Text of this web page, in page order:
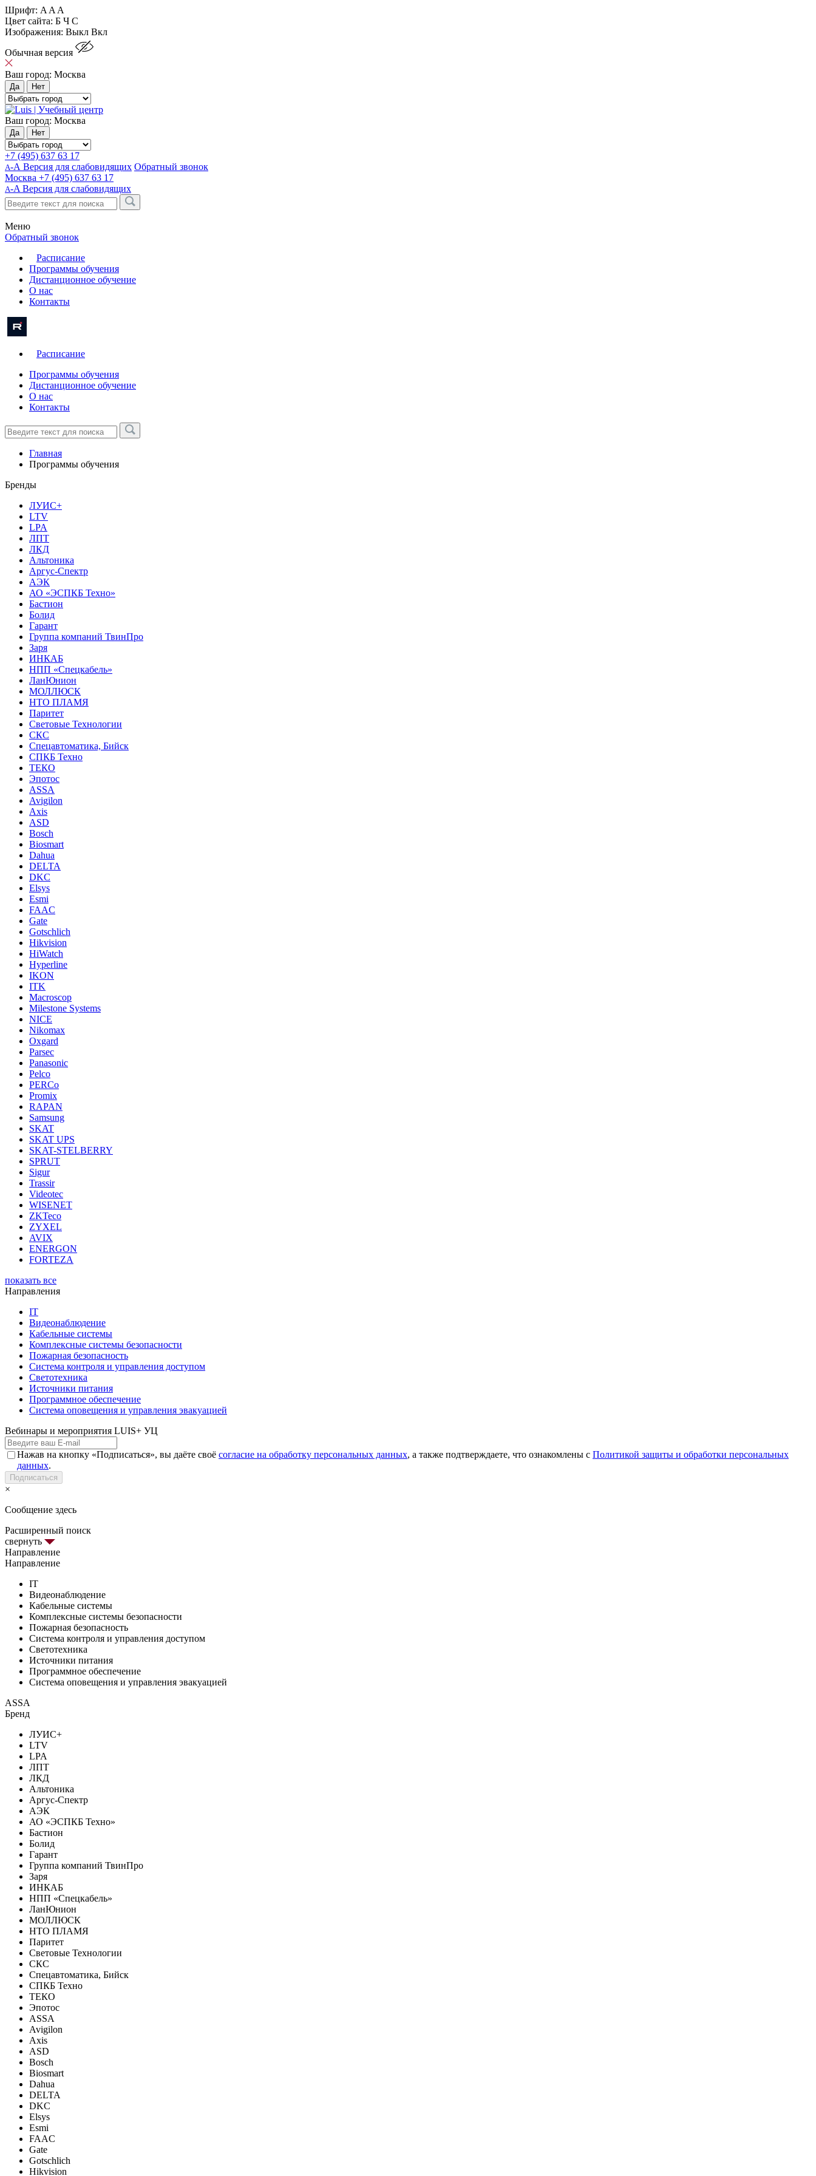
Шрифт: A A A
Цвет сайта: Б Ч С
Изображения: Выкл Вкл
Обычная версия
Ваш город: Москва
Да Нет
Ваш город: Москва
Да Нет
+7 (495) 637 63 17
А-А Версия для слабовидящих Обратный звонок
Москва +7 (495) 637 63 17
A-A Версия для слабовидящих
Меню
Обратный звонок
Расписание
Программы обучения
Дистанционное обучение
О нас
Контакты
Расписание
Программы обучения
Дистанционное обучение
О нас
Контакты
Главная
Программы обучения
Бренды
ЛУИС+
LTV
LPA
ЛПТ
ЛКД
Альтоника
Аргус-Спектр
АЭК
АО «ЭСПКБ Техно»
Бастион
Болид
Гарант
Группа компаний ТвинПро
Заря
ИНКАБ
НПП «Спецкабель»
ЛанЮнион
МОЛЛЮСК
НТО ПЛАМЯ
Паритет
Световые Технологии
СКС
Спецавтоматика, Бийск
СПКБ Техно
ТЕКО
Эпотос
ASSA
Avigilon
Axis
ASD
Bosch
Biosmart
Dahua
DELTA
DKC
Elsys
Esmi
FAAC
Gate
Gotschlich
Hikvision
HiWatch
Hyperline
IKON
ITK
Macroscop
Milestone Systems
NICE
Nikomax
Oxgard
Parsec
Panasonic
Pelco
PERCo
Promix
RAPAN
Samsung
SKAT
SKAT UPS
SKAT-STELBERRY
SPRUT
Sigur
Trassir
Videotec
WISENET
ZKTeco
ZYXEL
AVIX
ENERGON
FORTEZA
показать все
Направления
IT
Видеонаблюдение
Кабельные системы
Комплексные системы безопасности
Пожарная безопасность
Система контроля и управления доступом
Светотехника
Источники питания
Программное обеспечение
Система оповещения и управления эвакуацией
Вебинары и мероприятия LUIS+ УЦ
Нажав на кнопку «Подписаться», вы даёте своё согласие на обработку персональных данных, а также подтверждаете, что ознакомлены с Политикой защиты и обработки персональных
данных.
Подписаться
×
Сообщение здесь
Расширенный поиск
свернуть
Направление
Направление
IT
Видеонаблюдение
Кабельные системы
Комплексные системы безопасности
Пожарная безопасность
Система контроля и управления доступом
Светотехника
Источники питания
Программное обеспечение
Система оповещения и управления эвакуацией
ASSA
Бренд
ЛУИС+
LTV
LPA
ЛПТ
ЛКД
Альтоника
Аргус-Спектр
АЭК
АО «ЭСПКБ Техно»
Бастион
Болид
Гарант
Группа компаний ТвинПро
Заря
ИНКАБ
НПП «Спецкабель»
ЛанЮнион
МОЛЛЮСК
НТО ПЛАМЯ
Паритет
Световые Технологии
СКС
Спецавтоматика, Бийск
СПКБ Техно
ТЕКО
Эпотос
ASSA
Avigilon
Axis
ASD
Bosch
Biosmart
Dahua
DELTA
DKC
Elsys
Esmi
FAAC
Gate
Gotschlich
Hikvision